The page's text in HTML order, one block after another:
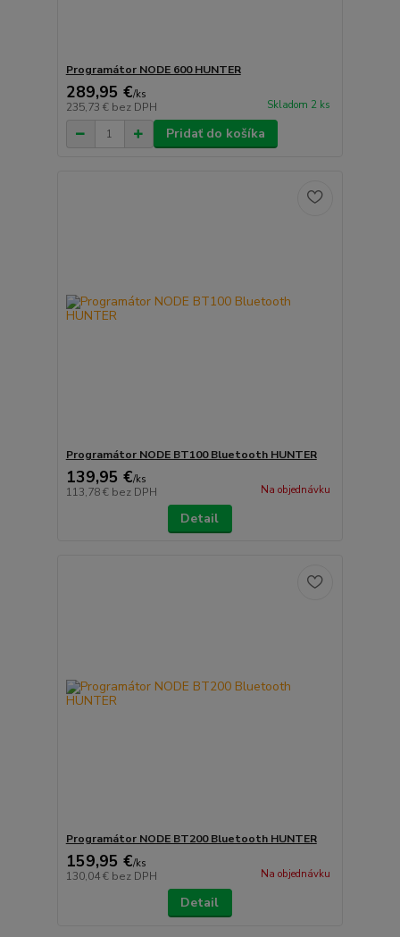
Programátor NODE 600 HUNTER
289,95 €/ks
235,73 € bez DPH Skladom 2 ks
Pridať do košíka
Programátor NODE BT100 Bluetooth HUNTER
139,95 €/ks
113,78 € bez DPH Na objednávku
Detail
Programátor NODE BT200 Bluetooth HUNTER
159,95 €/ks
130,04 € bez DPH Na objednávku
Detail